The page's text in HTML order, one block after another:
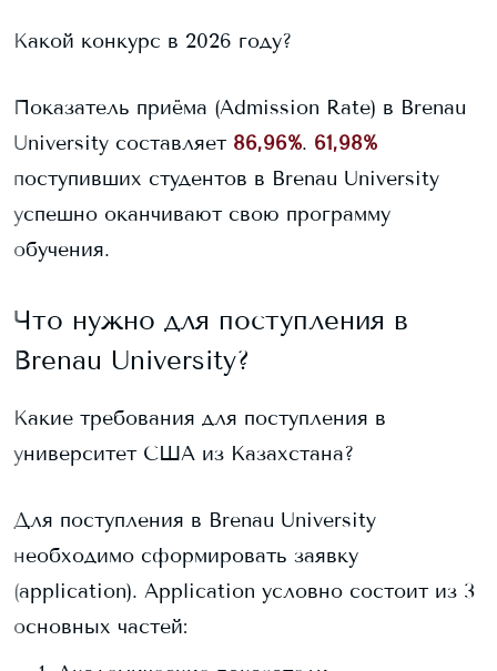
Какой конкурс в 2026 году?
Показатель приёма (Admission Rate) в Brenau
University составляет 86,96%. 61,98%
поступивших студентов в Brenau University
успешно оканчивают свою программу
обучения.
Что нужно для поступления в
Brenau University?
Какие требования для поступления в
университет США из Казахстана?
Для поступления в Brenau University
необходимо сформировать заявку
(application). Application условно состоит из 3
основных частей: